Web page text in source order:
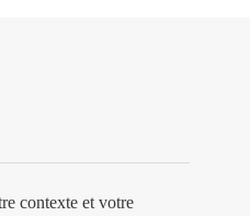
contexte et votre